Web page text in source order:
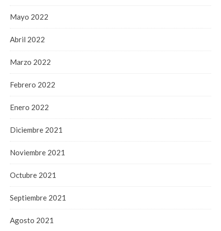
Mayo 2022
Abril 2022
Marzo 2022
Febrero 2022
Enero 2022
Diciembre 2021
Noviembre 2021
Octubre 2021
Septiembre 2021
Agosto 2021